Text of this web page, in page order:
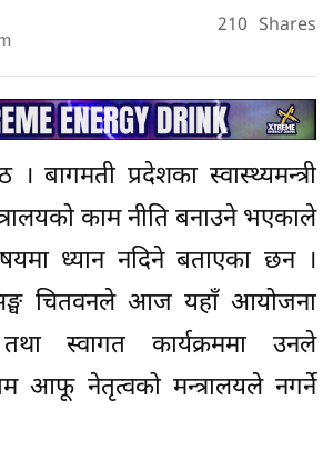
210 Shares
बागमती प्रदेशका स्वास्थ्यमन्त्री
काम नीति बनाउने भएकाले
ध्यान नदिने बताएका छन ।
चितवनले आज यहाँ आयोजना
स्वागत कार्यक्रममा उनले
आफू नेतृत्वको मन्त्रालयले नगर्ने